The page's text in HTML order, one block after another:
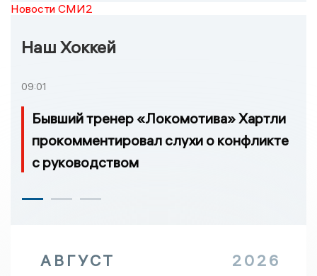
Новости СМИ2
Наш Хоккей
09:01
Бывший тренер «Локомотива» Хартли
прокомментировал слухи о конфликте
с руководством
АВГУСТ 2026